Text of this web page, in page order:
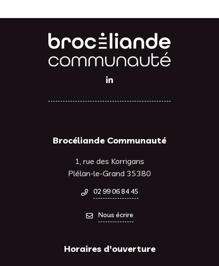
Lien vers le compte Linkedin
Brocéliande Communauté
1, rue des Korrigans
Plélan-le-Grand 35380
02 99 06 84 45
Nous écrire
Horaires d'ouverture